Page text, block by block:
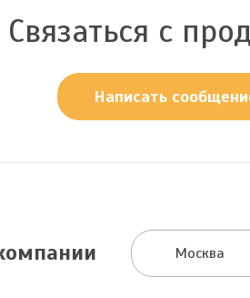
Связаться с
Написать
Москва